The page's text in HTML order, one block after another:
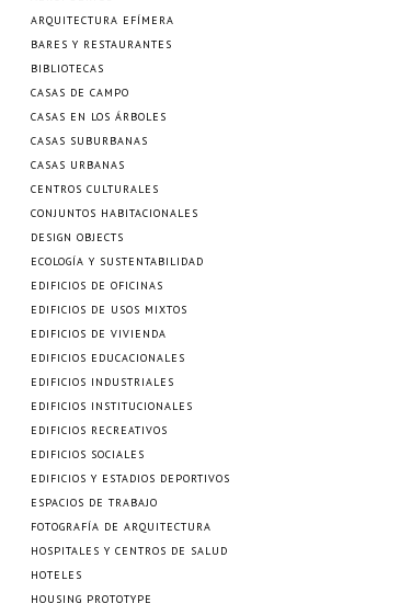
ARQUITECTURA EFÍMERA
BARES Y RESTAURANTES
BIBLIOTECAS
CASAS DE CAMPO
CASAS EN LOS ÁRBOLES
CASAS SUBURBANAS
CASAS URBANAS
CENTROS CULTURALES
CONJUNTOS HABITACIONALES
DESIGN OBJECTS
ECOLOGÍA Y SUSTENTABILIDAD
EDIFICIOS DE OFICINAS
EDIFICIOS DE USOS MIXTOS
EDIFICIOS DE VIVIENDA
EDIFICIOS EDUCACIONALES
EDIFICIOS INDUSTRIALES
EDIFICIOS INSTITUCIONALES
EDIFICIOS RECREATIVOS
EDIFICIOS SOCIALES
EDIFICIOS Y ESTADIOS DEPORTIVOS
ESPACIOS DE TRABAJO
FOTOGRAFÍA DE ARQUITECTURA
HOSPITALES Y CENTROS DE SALUD
HOTELES
HOUSING PROTOTYPE